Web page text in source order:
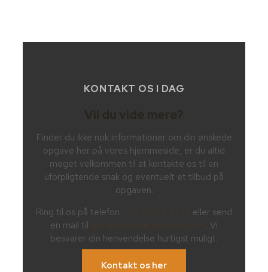
KONTAKT OS I DAG
Vil du vide mere?
Finder du ikke nok informationer om din ønskede
opgave her på vores hjemmeside, er du altid
meget velkommen til at kontakte os til en
uforpligtende snak og eventuelt et tilbud på
opgaven.
Ring til os på telefon
eller send
en mail til
. Vi
besvarer din henvendelse hurtigst muligt.
Kontakt os her